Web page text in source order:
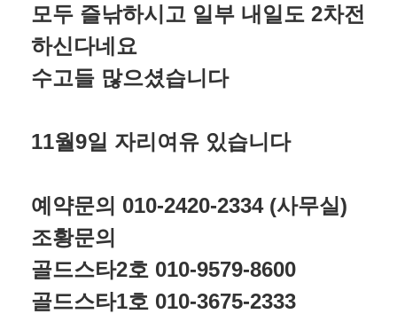
모두 즐낚하시고 일부 내일도 2차전
하신다네요
수고들 많으셨습니다
11월9일 자리여유 있습니다
예약문의 010-2420-2334 (사무실)
조황문의
골드스타2호 010-9579-8600
골드스타1호 010-3675-2333